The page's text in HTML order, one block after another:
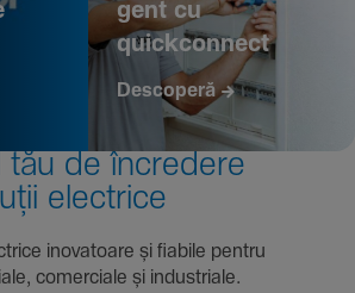
gent cu
quickconnect
Descoperă
tău de încre­dere
electrice
inova­toare și fiabile pentru
comer­ciale și indus­triale.